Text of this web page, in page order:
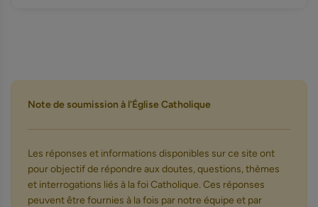
Note de soumission à l'Église Catholique
Les réponses et informations disponibles sur ce site ont
pour objectif de répondre aux doutes, questions, thèmes
et interrogations liés à la foi Catholique. Ces réponses
peuvent être fournies à la fois par notre équipe et par